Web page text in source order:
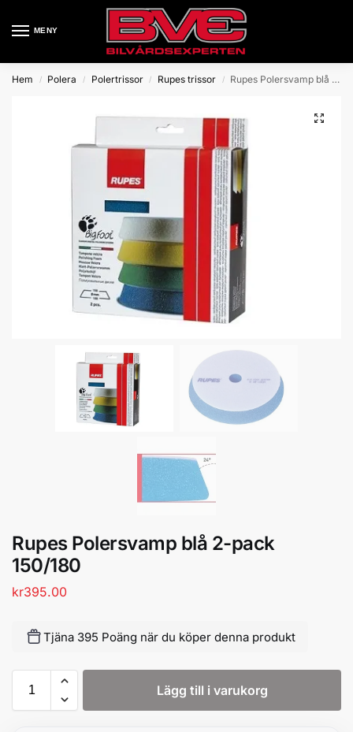
MENY
Hem / Polera / Polertrissor / Rupes trissor / Rupes Polersvamp blå 2-pack 150/180
Rupes Polersvamp blå 2-pack
150/180
kr395.00
Tjäna 395 Poäng när du köper denna produkt
Lägg till i varukorg